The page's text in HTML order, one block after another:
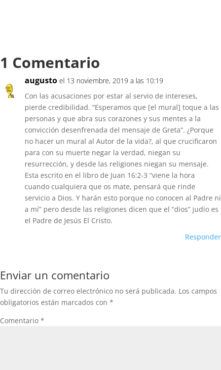
1 Comentario
augusto el 13 noviembre, 2019 a las 10:19
Con las acusaciones por estar al servio de intereses,
pierde credibilidad. “Esperamos que [el mural] toque a las
personas y que abra sus corazones y sus mentes a la
convicción desenfrenada del mensaje de Greta”. ¿Porque
no hacer un mural al Autor de la vida?, al que crucificaron
para con su muerte negar la verdad, niegan su
resurrección, y desde las religiones niegan su mensaje.
Esta escrito en el libro de Juan 16:2-3 “viene la hora
cuando cualquiera que os mate, pensará que rinde
servicio a Dios. Y harán esto porque no conocen al Padre ni
a mí” pero desde las religiones dicen que el “dios” judío es
el Padre de Jesús El Cristo.
Responder
Enviar un comentario
Tu dirección de correo electrónico no será publicada. Los campos
obligatorios están marcados con *
Comentario *